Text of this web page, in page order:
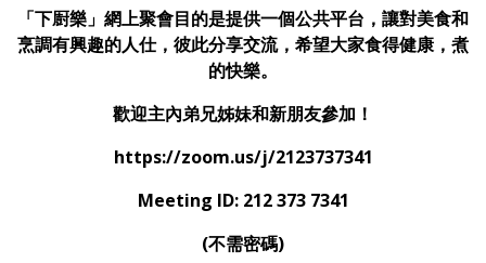
「下㕑樂」網上聚會目的是提供一個公共平台，讓對美食和
烹調有興趣的人仕，彼此分享交流，希望大家食得健康，煮
的快樂。
歡迎主內弟兄姊妹和新朋友參加！
https://zoom.us/j/2123737341
Meeting ID: 212 373 7341
(不需密碼)